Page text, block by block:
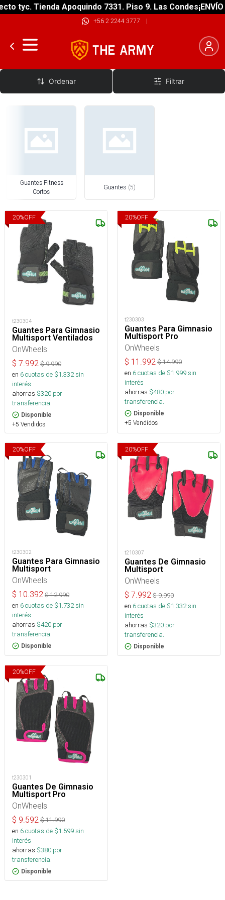
tyc. Tienda Apoquindo 7331. Piso 9. Las Condes
+56 2 2244 3777 |
Guantes Fitness
Ordenar Filtrar
Guantes Fitness
Cortos
Guantes (5)
20%OFF
t230304
Guantes Para Gimnasio
Multisport Ventilados
OnWheels
$ 7.992 $9.990
en 6cuotas de $1.332sin
interés
ahorras $320 por
transferencia.
Disponible
+5 Vendidos
20%OFF
t230303
Guantes Para Gimnasio
Multisport Pro
OnWheels
$ 11.992 $14.990
en 6cuotas de $1.999sin
interés
ahorras $480 por
transferencia.
Disponible
+5 Vendidos
20%OFF
t230302
Guantes Para Gimnasio
Multisport
OnWheels
$ 10.392 $12.990
en 6cuotas de $1.732sin
interés
ahorras $420 por
transferencia.
Disponible
20%OFF
t210307
Guantes De Gimnasio
Multisport
OnWheels
$ 7.992 $9.990
en 6cuotas de $1.332sin
interés
ahorras $320 por
transferencia.
Disponible
20%OFF
t230301
Guantes De Gimnasio
Multisport Pro
OnWheels
$ 9.592 $11.990
en 6cuotas de $1.599sin
interés
ahorras $380 por
transferencia.
Disponible